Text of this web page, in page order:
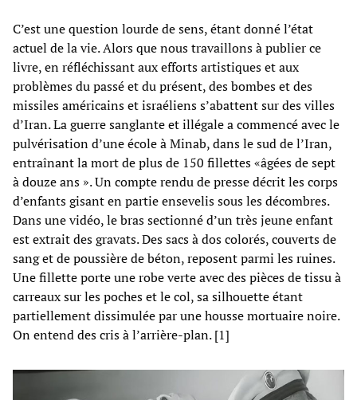
C’est une question lourde de sens, étant donné l’état
actuel de la vie. Alors que nous travaillons à publier ce
livre, en réfléchissant aux efforts artistiques et aux
problèmes du passé et du présent, des bombes et des
missiles américains et israéliens s’abattent sur des villes
d’Iran. La guerre sanglante et illégale a commencé avec le
pulvérisation d’une école à Minab, dans le sud de l’Iran,
entraînant la mort de plus de 150 fillettes «âgées de sept
à douze ans ». Un compte rendu de presse décrit les corps
d’enfants gisant en partie ensevelis sous les décombres.
Dans une vidéo, le bras sectionné d’un très jeune enfant
est extrait des gravats. Des sacs à dos colorés, couverts de
sang et de poussière de béton, reposent parmi les ruines.
Une fillette porte une robe verte avec des pièces de tissu à
carreaux sur les poches et le col, sa silhouette étant
partiellement dissimulée par une housse mortuaire noire.
On entend des cris à l’arrière-plan. [1]